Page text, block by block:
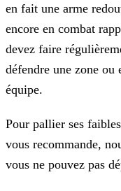
en fait une arme
encore en combat
devez faire
défendre une zone
équipe.
Pour pallier ses
vous recommande,
vous ne pouvez pas